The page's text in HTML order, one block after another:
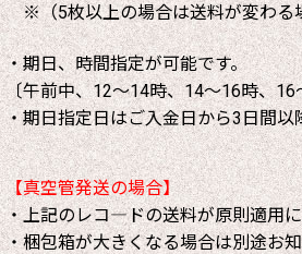
※（5枚以上の場合は送料が変わる
・期日、時間指定が可能です。
〔午前中、12～14時、14～16時、
・期日指定日はご入金日から3日間
【真空管発送の場合】
・上記のレコ―ドの送料が原則適用
・梱包箱が大きくなる場合は別途お